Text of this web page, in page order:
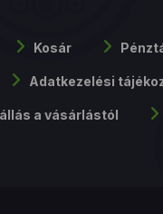
Kosár
Adatkezelési
a vásárlástól